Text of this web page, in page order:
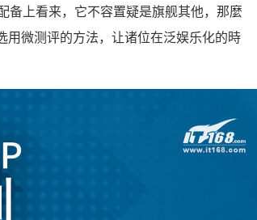
备上看来，它不容置疑是旗舰其他，那麼
用微测评的方法，让诸位在泛娱乐化的時